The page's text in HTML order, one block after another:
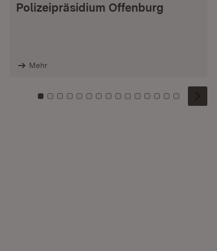
Polizeipräsidium Offenburg
Mehr
Zu Kachel: 0
Zu Kachel: 1
Zu Kachel: 2
Zu Kachel: 3
Zu Kachel: 4
Zu Kachel: 5
Zu Kachel: 6
Zu Kachel: 7
Zu Kachel: 8
Zu Kachel: 9
Zu Kachel: 10
Zu Kachel: 11
Zu Kachel: 12
Zu Kachel:
Zu